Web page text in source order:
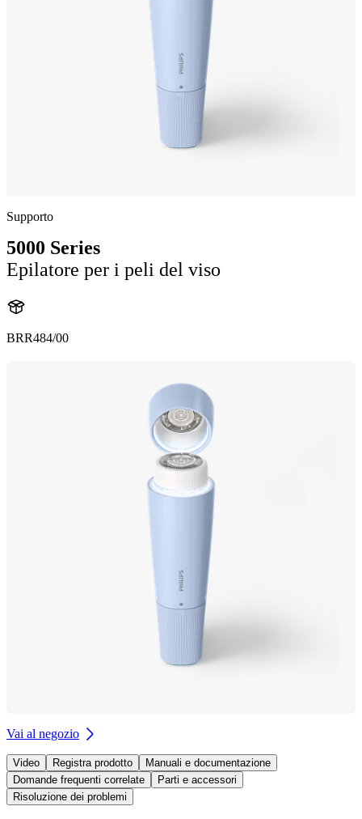
Supporto
5000 Series
Epilatore per i peli del viso
BRR484/00
Vai al negozio
Video Registra prodotto
Manuali e documentazione
Domande frequenti correlate
Parti e accessori
Risoluzione dei problemi